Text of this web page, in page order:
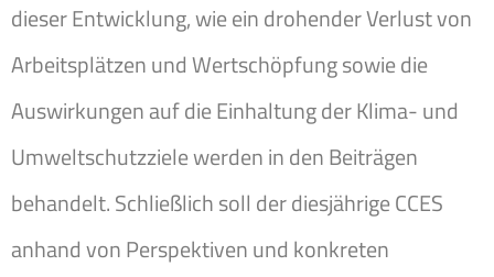
dieser Entwicklung, wie ein drohender Verlust von
Arbeitsplätzen und Wertschöpfung sowie die
Auswirkungen auf die Einhaltung der Klima- und
Umweltschutzziele werden in den Beiträgen
behandelt. Schließlich soll der diesjährige CCES
anhand von Perspektiven und konkreten